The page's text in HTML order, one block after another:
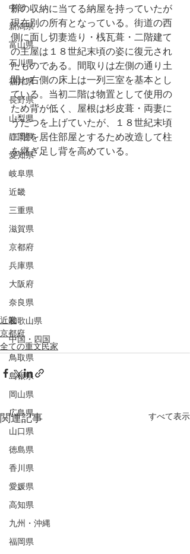
中部
新潟県
富山県
石川県
福井県
長野県
山梨県
静岡県
愛知県
岐阜県
近畿
三重県
滋賀県
京都府
兵庫県
大阪府
奈良県
和歌山県
中国・四国
鳥取県
島根県
岡山県
広島県
山口県
徳島県
香川県
愛媛県
高知県
九州・沖縄
福岡県
薪の収納に当てる納屋を持っていたが
現在別の所有となっている。街道の西
側に面し切妻造り・桟瓦葺・二階建て
の主屋は１８世紀末頃の姿に復元され
たものである。間取りは左側の通り土
間と右側の床上は一列三室を基本とし
ている。当初二階は物置として使用の
ため背が低く、屋根は杉皮葺・両妻に
うだつを上げていたが、１８世紀末頃
二階を居住部屋とするため改造して柱
を継ぎ足し背を高めている。
近畿
京都府
全ての重文民家
関連記事 すべて表示